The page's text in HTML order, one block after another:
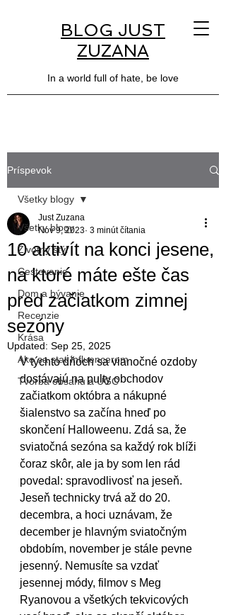
BLOG JUST
ZUZANA
In a world full of hate, be love
Príspevok
Všetky blogy
Životný štýl
Cestovanie
Dom a bývanie
Recenzie
Krása
Ako sa stať influencerom
Tvorba obsahu a UGC
Všetky blogy
10 aktivít na konci jesene,
na ktoré máte ešte čas
pred začiatkom zimnej
sezóny
Just Zuzana
Nov 9, 2023 3 minút čítania
Updated: Sep 25, 2025
V týchto dňoch sa vianočné ozdoby
dostávajú na pulty obchodov
začiatkom októbra a nákupné
šialenstvo sa začína hneď po
skončení Halloweenu. Zdá sa, že
sviatočná sezóna sa každý rok blíži
čoraz skôr, ale ja by som len rád
povedal: spravodlivosť na jeseň.
Jeseň technicky trvá až do 20.
decembra, a hoci uznávam, že
december je hlavným sviatočným
obdobím, november je stále pevne
jesenný. Nemusíte sa vzdať
jesennej módy, filmov s Meg
Ryanovou a všetkých tekvicových